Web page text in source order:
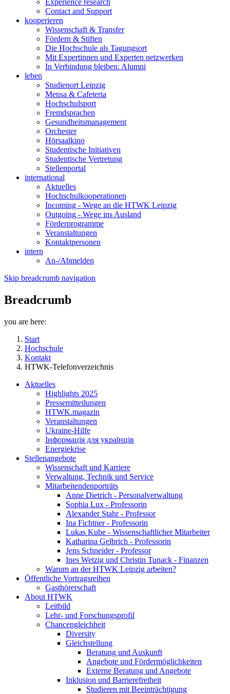
Experience research
Contact and Support
kooperieren
Wissenschaft & Transfer
Fördern & Stiften
Die Hochschule als Tagungsort
Mit Expertinnen und Experten netzwerken
In Verbindung bleiben: Alumni
leben
Studienort Leipzig
Mensa & Cafeteria
Hochschulsport
Fremdsprachen
Gesundheitsmanagement
Orchester
Hörsaalkino
Studentische Initiativen
Studentische Vertretung
Stellenportal
international
Aktuelles
Hochschulkooperationen
Incoming - Wege an die HTWK Leipzig
Outgoing - Wege ins Ausland
Förderprogramme
Veranstaltungen
Kontaktpersonen
intern
An-/Abmelden
Skip breadcrumb navigation
Breadcrumb
you are here:
Start
Hochschule
Kontakt
HTWK-Telefonverzeichnis
Aktuelles
Highlights 2025
Pressemitteilungen
HTWK.magazin
Veranstaltungen
Ukraine-Hilfe
Інформація для українців
Energiekrise
Stellenangebote
Wissenschaft und Karriere
Verwaltung, Technik und Service
Mitarbeitendenporträts
Anne Dietrich - Personalverwaltung
Sophia Lux - Professorin
Alexander Stahr - Professor
Ina Fichtner - Professorin
Lukas Kube - Wissenschaftlicher Mitarbeiter
Katharina Gelbrich - Professorin
Jens Schneider - Professor
Ines Wetzig und Christin Tunack - Finanzen
Warum an der HTWK Leipzig arbeiten?
Öffentliche Vortragsreihen
Gasthörerschaft
About HTWK
Leitbild
Lehr- und Forschungsprofil
Chancengleichheit
Diversity
Gleichstellung
Beratung und Auskunft
Angebote und Fördermöglichkeiten
Externe Beratung und Angebote
Inklusion und Barrierefreiheit
Studieren mit Beeinträchtigung